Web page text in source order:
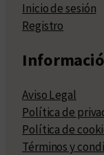
Inicio de sesión
Registro
Aviso Legal
Política de
Política de
Términos y